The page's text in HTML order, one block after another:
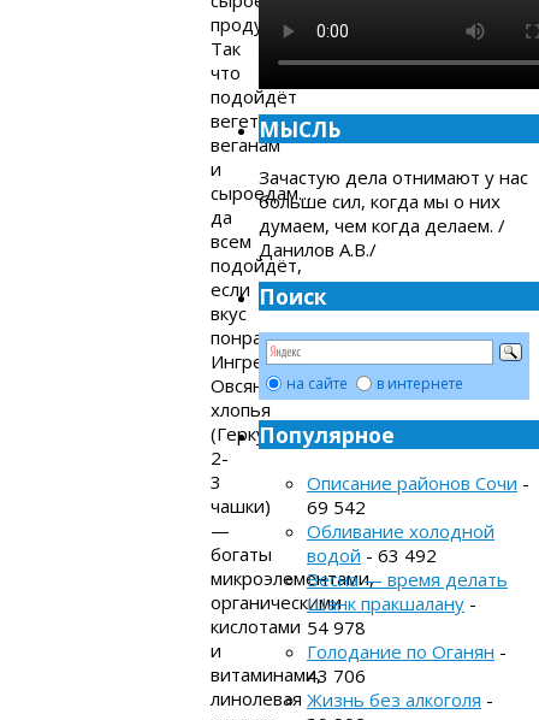
продуктом.
Так
что
подойдёт
вегетарианцам,
веганам
и
сыроедам…
да
всем
подойдёт,
если
вкус
понравится.
Ингредиенты
Овсяные
хлопья
(Геркулес,
2-
3
чашки)
—
богаты
микроэлементами,
органическими
кислотами
и
витаминами,
линолевая
МЫСЛЬ
Зачастую дела отнимают у нас
больше сил, когда мы о них
думаем, чем когда делаем. /
Данилов А.В./
Поиск
на сайте в интернете
Популярное
Описание районов Сочи -
69 542
Обливание холодной
водой - 63 492
Весна — время делать
Шанк пракшалану -
54 978
Голодание по Оганян -
43 706
Жизнь без алкоголя -